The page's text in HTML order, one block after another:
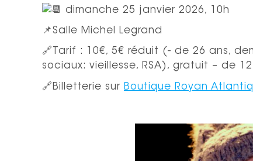
dimanche 25 janvier 2026, 10h
📌Salle Michel Legrand
🔗Tarif : 10€, 5€ réduit (- de 26 ans,
sociaux: vieillesse, RSA), gratuit – de
🔗Billetterie sur Boutique Royan